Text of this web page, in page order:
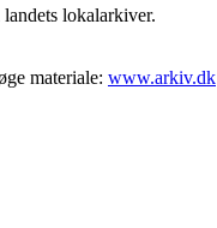
lokalarkiver.
materiale: www.arkiv.dk